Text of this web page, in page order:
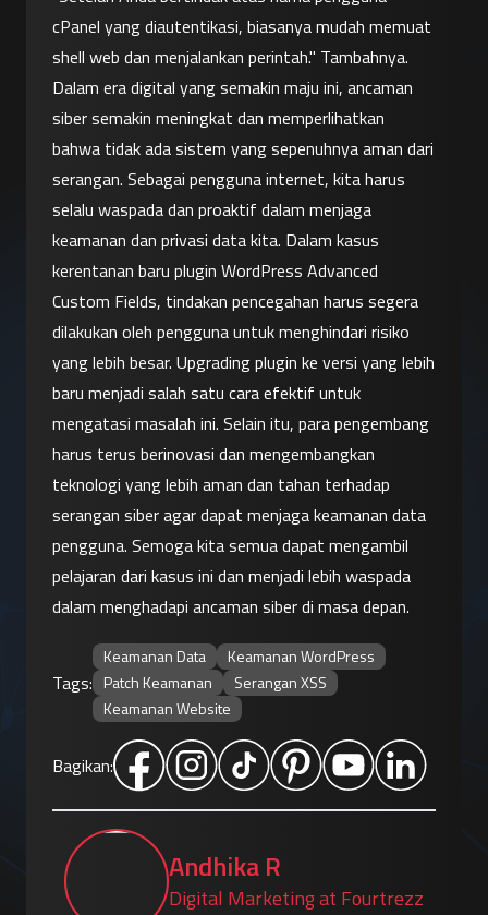
cPanel yang diautentikasi, biasanya mudah memuat
shell web dan menjalankan perintah." Tambahnya.
Dalam era digital yang semakin maju ini, ancaman
siber semakin meningkat dan memperlihatkan
bahwa tidak ada sistem yang sepenuhnya aman dari
serangan. Sebagai pengguna internet, kita harus
selalu waspada dan proaktif dalam menjaga
keamanan dan privasi data kita. Dalam kasus
kerentanan baru plugin WordPress Advanced
Custom Fields, tindakan pencegahan harus segera
dilakukan oleh pengguna untuk menghindari risiko
yang lebih besar. Upgrading plugin ke versi yang lebih
baru menjadi salah satu cara efektif untuk
mengatasi masalah ini. Selain itu, para pengembang
harus terus berinovasi dan mengembangkan
teknologi yang lebih aman dan tahan terhadap
serangan siber agar dapat menjaga keamanan data
pengguna. Semoga kita semua dapat mengambil
pelajaran dari kasus ini dan menjadi lebih waspada
dalam menghadapi ancaman siber di masa depan.
Tags:
Keamanan Data
Keamanan WordPress
Patch Keamanan
Serangan XSS
Keamanan Website
Bagikan:
Andhika R
Digital Marketing at Fourtrezz